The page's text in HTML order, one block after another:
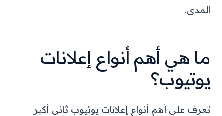
المدى.
ما هي أهم أنواع إعلانات
يوتيوب؟
تعرف على أهم أنواع إعلانات يوتيوب ثاني أكبر